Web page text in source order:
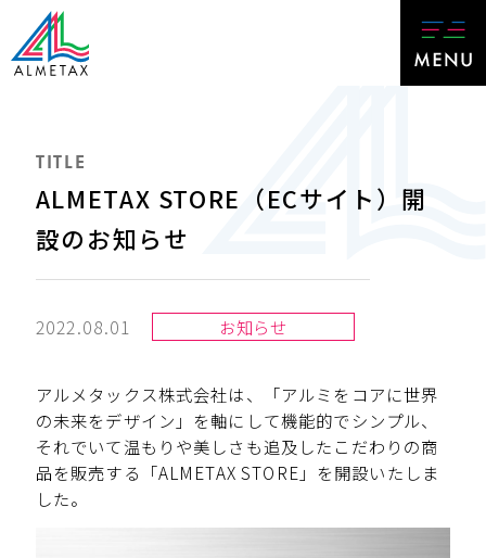
TITLE
ALMETAX STORE（ECサイト）開
設のお知らせ
2022.08.01 お知らせ
アルメタックス株式会社は、「アルミをコアに世界
の未来をデザイン」を軸にして機能的でシンプル、
それでいて温もりや美しさも追及したこだわりの商
品を販売する「ALMETAX STORE」を開設いたしま
した。